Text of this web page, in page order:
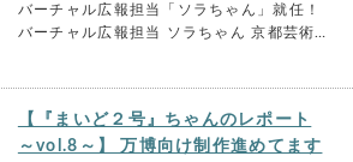
バーチャル広報担当「ソラちゃん」就任！
バーチャル広報担当 ソラちゃん 京都芸術…
【『まいど２号』ちゃんのレポート
～vol.8～】 万博向け制作進めてます